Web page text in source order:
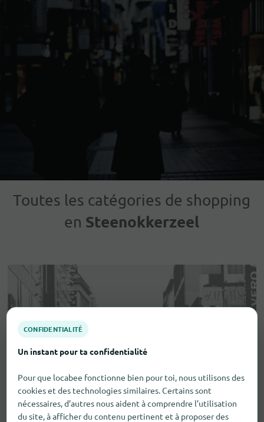
Toutes les catégories de shopping
en Steenokkerzeel
CONFIDENTIALITÉ
Un instant pour ta confidentialité
Pour que locabee fonctionne bien pour toi, nous utilisons des
cookies et des technologies similaires. Certains sont
nécessaires, d’autres nous aident à comprendre l’utilisation
du site, à afficher du contenu pertinent et à proposer des